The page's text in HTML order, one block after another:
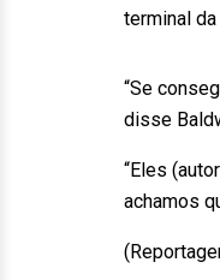
terminal
“Se
disse
“Eles
achamos